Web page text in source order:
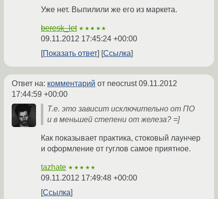
Уже нет. Выпилили же его из маркета.
beresk_let ★★★★★
09.11.2012 17:45:24 +00:00
Показать ответ
Ссылка
Ответ на: комментарий от neocrust09.11.2012
17:44:59 +00:00
Т.е. это зависит исключительно от ПО
и в меньшей степени от железа? =]
Как показывает практика, стоковый лаунчер
и оформление от гуглов самое приятное.
tazhate ★★★★★
09.11.2012 17:49:48 +00:00
Ссылка